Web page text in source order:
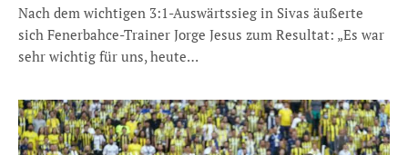
Nach dem wichtigen 3:1-Auswärtssieg in Sivas äußerte
sich Fenerbahce-Trainer Jorge Jesus zum Resultat: „Es war
sehr wichtig für uns, heute…